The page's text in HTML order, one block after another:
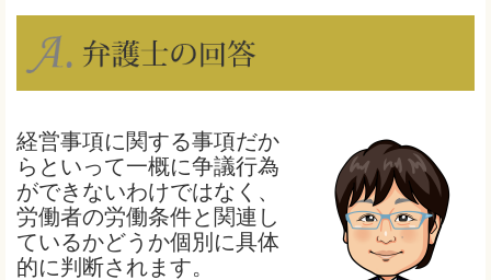
経営事項に関する事項だか
らといって一概に争議行為
ができないわけではなく、
労働者の労働条件と関連し
ているかどうか個別に具体
的に判断されます。